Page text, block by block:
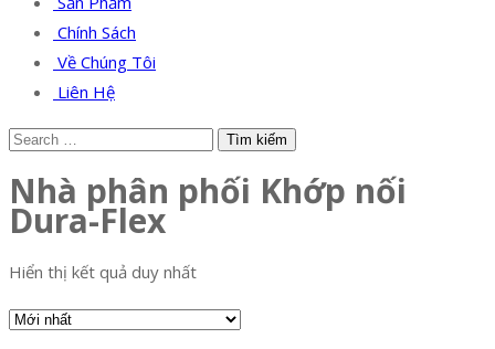
Chính Sách
Về Chúng Tôi
Liên Hệ
Nhà phân phối Khớp nối
Dura-Flex
Hiển thị kết quả duy nhất